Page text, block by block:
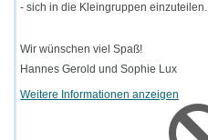
- sich in die Kleingruppen einzuteilen.
Wir wünschen viel Spaß!
Hannes Gerold und Sophie Lux
Weitere Informationen anzeigen